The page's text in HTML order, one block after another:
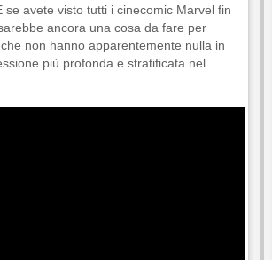
avete visto tutti i cinecomic Marvel fin
ancora una cosa da fare per
non hanno apparentemente nulla in
più profonda e stratificata nel